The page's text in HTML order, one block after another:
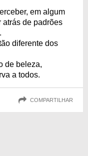
em algum
atrás de padrões
diferente dos
de beleza,
a todos.
COMPARTILHAR